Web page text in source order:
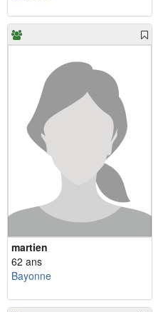
martien
62 ans
Bayonne